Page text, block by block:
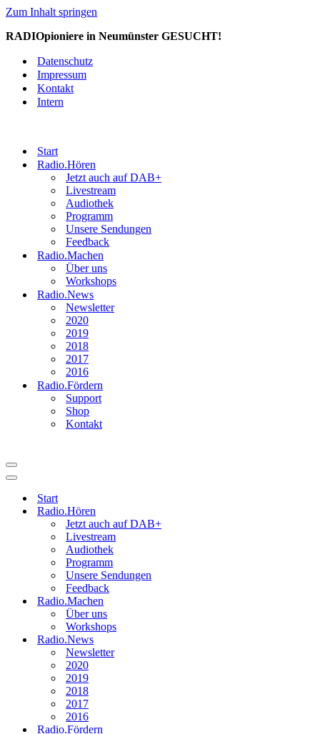
Zum Inhalt springen
RADIOpioniere in Neumünster GESUCHT!
Datenschutz
Impressum
Kontakt
Intern
Start
Radio.Hören
Jetzt auch auf DAB+
Livestream
Audiothek
Programm
Unsere Sendungen
Feedback
Radio.Machen
Über uns
Workshops
Radio.News
Newsletter
2020
2019
2018
2017
2016
Radio.Fördern
Support
Shop
Kontakt
Navigationsmenü
Navigationsmenü
Start
Radio.Hören
Jetzt auch auf DAB+
Livestream
Audiothek
Programm
Unsere Sendungen
Feedback
Radio.Machen
Über uns
Workshops
Radio.News
Newsletter
2020
2019
2018
2017
2016
Radio.Fördern